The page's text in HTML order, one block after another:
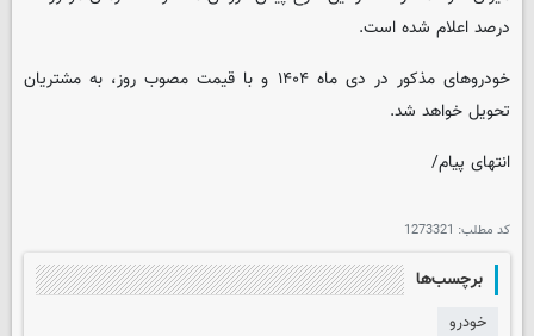
درصد اعلام شده است.
خودروهای مذکور در دی ماه ۱۴۰۴ و با قیمت مصوب روز، به مشتریان
تحویل خواهد شد.
انتهای پیام/
کد مطلب: 1273321
برچسب‌ها
خودرو